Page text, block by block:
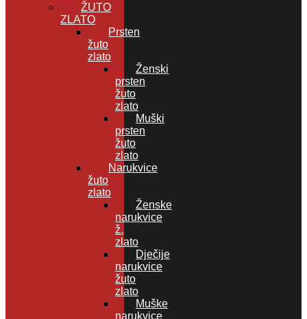
ŽUTO
ZLATO
Prsten
žuto
zlato
Ženski
prsten
žuto
zlato
Muški
prsten
žuto
zlato
Narukvice
žuto
zlato
Ženske
narukvice
ž.
zlato
Dječije
narukvice
žuto
zlato
Muške
narukvice